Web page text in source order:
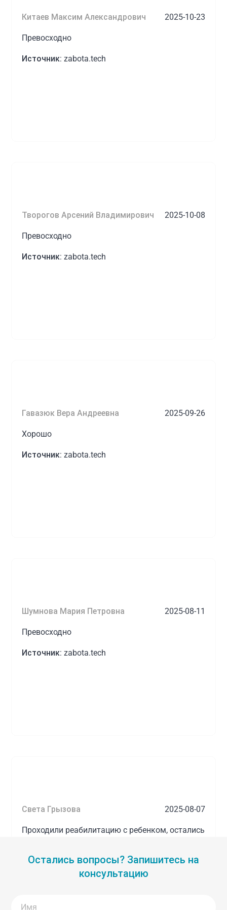
Китаев Максим Александрович 2025-10-23
Превосходно
Источник: zabota.tech
Творогов Арсений Владимирович 2025-10-08
Превосходно
Источник: zabota.tech
Гавазюк Вера Андреевна 2025-09-26
Хорошо
Источник: zabota.tech
Шумнова Мария Петровна 2025-08-11
Превосходно
Источник: zabota.tech
Света Грызова 2025-08-07
Проходили реабилитацию с ребенком, остались
Швецову, Клещуковой, Наперову, Махонину -
профессионалы своего дела
Остались вопросы? Запишитесь на
консультацию